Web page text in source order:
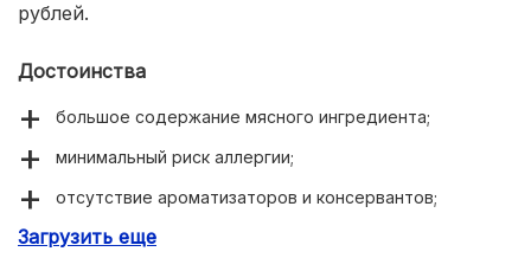
рублей.
Достоинства
большое содержание мясного ингредиента;
минимальный риск аллергии;
отсутствие ароматизаторов и консервантов;
много витаминов и минералов.
Загрузить еще